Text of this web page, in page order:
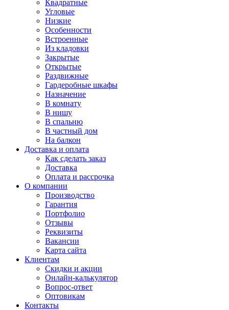
Квадратные
Угловые
Низкие
Особенности
Встроенные
Из кладовки
Закрытые
Открытые
Раздвижные
Гардеробные шкафы
Назначение
В комнату
В нишу
В спальню
В частный дом
На балкон
Доставка и оплата
Как сделать заказ
Доставка
Оплата и рассрочка
О компании
Производство
Гарантия
Портфолио
Отзывы
Реквизиты
Вакансии
Карта сайта
Клиентам
Скидки и акции
Онлайн-калькулятор
Вопрос-ответ
Оптовикам
Контакты